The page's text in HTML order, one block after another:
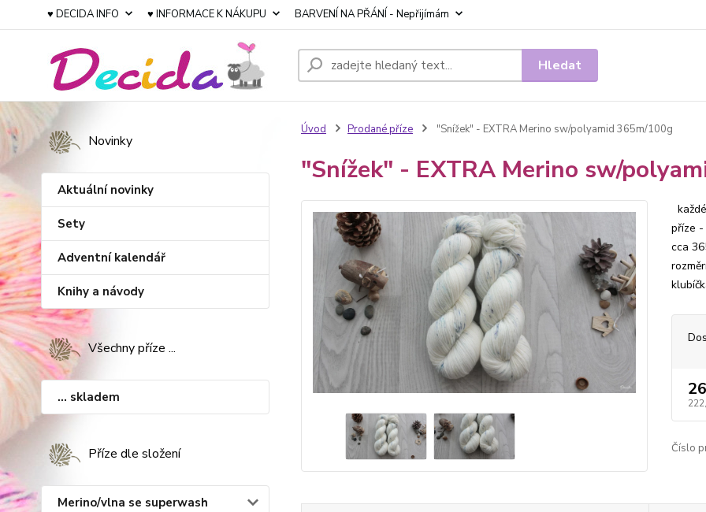
♥ DECIDA INFO ♥ INFORMACE K NÁKUPU BARVENÍ NA PŘÁNÍ - Nepřijímám
Hledat
Novinky
Aktuální novinky
Sety
Adventní kalendář
Knihy a návody
Všechny příze ...
... skladem
Příze dle složení
Merino/vlna se superwash
Úvod Prodané příze "Snížek" - EXTRA Merino sw/polyamid 365m/100g
"Snížek" - EXTRA Merino sw/
příze -
cca
Číslo